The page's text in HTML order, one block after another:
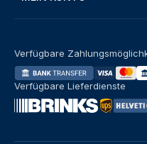
Verfügbare
Verfügbare Lieferdienste